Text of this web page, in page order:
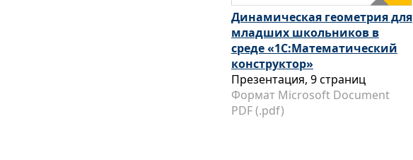
Динамическая геометрия для
младших школьников в
среде «1C:Математический
конструктор»
Презентация, 9 страниц
Формат Microsoft Document
PDF (.pdf)